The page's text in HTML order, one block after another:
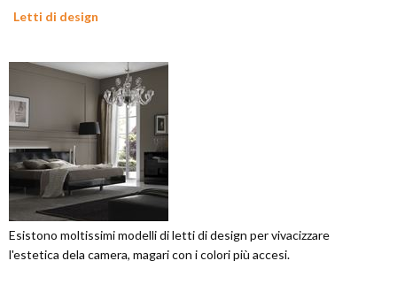
Letti di design
Esistono moltissimi modelli di letti di design per vivacizzare
l'estetica dela camera, magari con i colori più accesi.